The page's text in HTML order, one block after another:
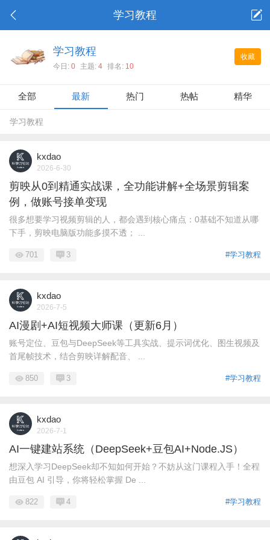
学习教程
收藏
学习教程
今日:0 主题:4 排名: 10
全部 最新 热门 热帖 精华
学习教程
kxdao
2026-6-30
剪映从0到精通实战课，全功能讲解+全场景剪辑案
例，做账号接单变现
很多想要学习视频剪辑的人，都会遇到核心痛点：0基础不知道从哪
下手，剪映电脑版功能多摸不透； ...
#学习教程
701 3
kxdao
2026-7-5
AI漫剧+AI短视频大师课（更新6月）
账号定位、豆包与DeepSeek等工具实战、提示词优化、图生视频及
首尾帧技术，结合剪映详解配音、 ...
#学习教程
850 3
kxdao
2026-7-1
AI一键建站系统（DeepSeek+豆包AI+Node.JS）
想深入学习DeepSeek却不知如何开始？不妨从这门课程入手！全程
由豆包 AI 引导，你将轻松掌握 De ...
#学习教程
822 4